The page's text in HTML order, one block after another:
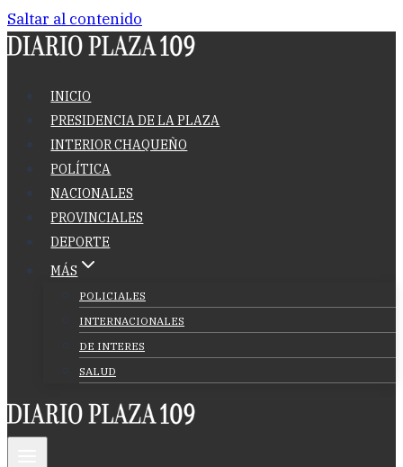
Saltar al contenido
INICIO
PRESIDENCIA DE LA PLAZA
INTERIOR CHAQUEÑO
POLÍTICA
NACIONALES
PROVINCIALES
DEPORTE
MÁS
POLICIALES
INTERNACIONALES
DE INTERES
SALUD